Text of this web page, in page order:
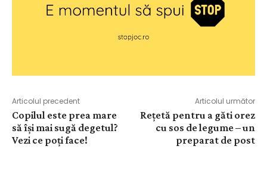
Articolul precedent
Copilul este prea mare
să își mai sugă degetul?
Vezi ce poți face!
Articolul următor
Rețetă pentru a găti orez
cu sos de legume – un
preparat de post